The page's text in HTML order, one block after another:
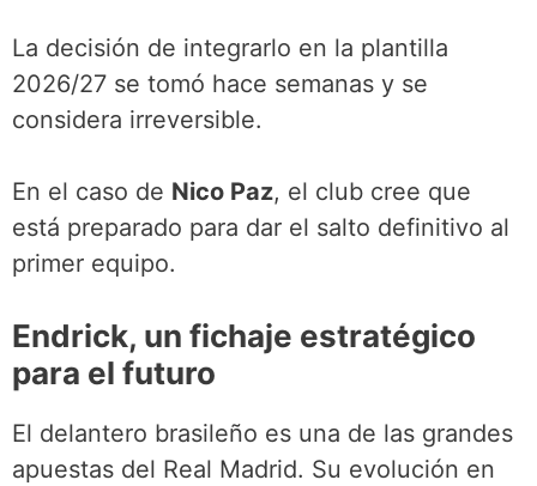
La decisión de integrarlo en la plantilla
2026/27 se tomó hace semanas y se
considera irreversible.
En el caso de Nico Paz, el club cree que
está preparado para dar el salto definitivo al
primer equipo.
Endrick, un fichaje estratégico
para el futuro
El delantero brasileño es una de las grandes
apuestas del Real Madrid. Su evolución en